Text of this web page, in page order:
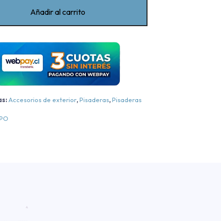
L200
Work/Katana/Dakar
Añadir al carrito
Accesorios de exterior,Pisaderas,Pisaderas